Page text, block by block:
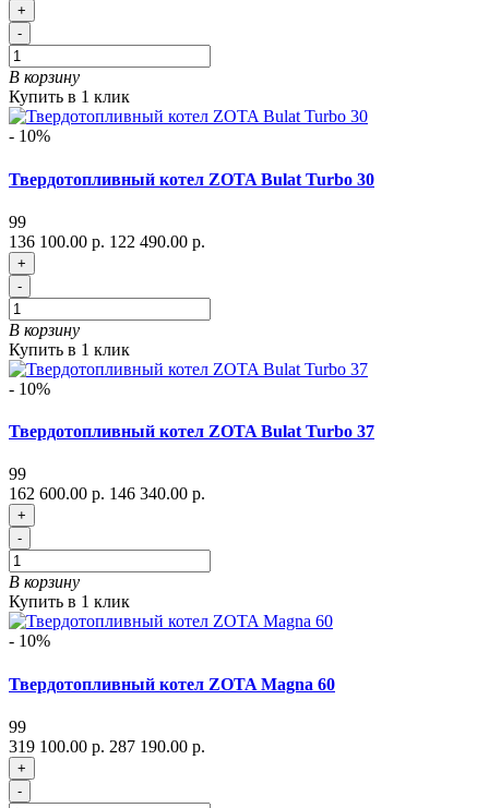
+
-
В корзину
Купить в 1 клик
- 10%
Твердотопливный котел ZOTA Bulat Turbo 30
99
136 100.00 р. 122 490.00 р.
+
-
В корзину
Купить в 1 клик
- 10%
Твердотопливный котел ZOTA Bulat Turbo 37
99
162 600.00 р. 146 340.00 р.
+
-
В корзину
Купить в 1 клик
- 10%
Твердотопливный котел ZOTA Magna 60
99
319 100.00 р. 287 190.00 р.
+
-